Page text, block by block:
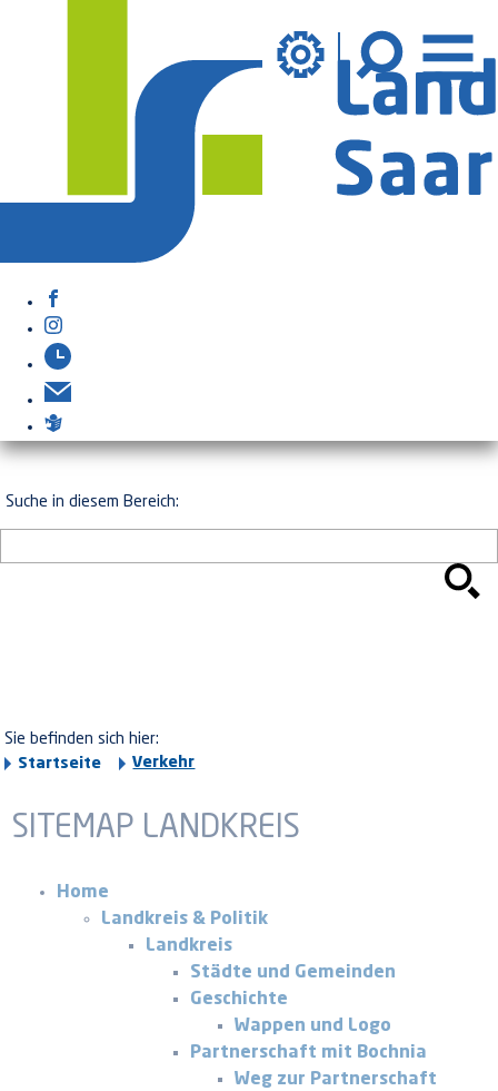
Suche in diesem Bereich:
Sie befinden sich hier:
Startseite
Verkehr
SITEMAP LANDKREIS
Home
Landkreis & Politik
Landkreis
Städte und Gemeinden
Geschichte
Wappen und Logo
Partnerschaft mit Bochnia
Weg zur Partnerschaft